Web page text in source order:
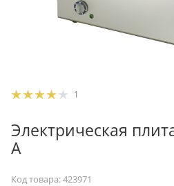
1
Электрическая
А
Код товара:423971